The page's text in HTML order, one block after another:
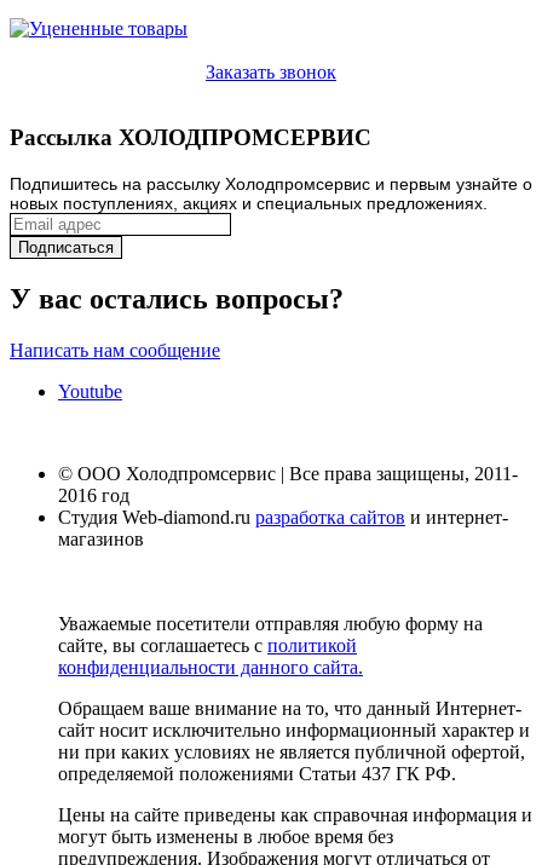
Заказать звонок
Рассылка ХОЛОДПРОМСЕРВИС
Подпишитесь на рассылку Холодпромсервис и первым узнайте о
новых поступлениях, акциях и специальных предложениях.
У вас остались вопросы?
Написать нам сообщение
Youtube
© ООО Холодпромсервис | Все права защищены, 2011-
2016 год
Студия Web-diamond.ru разработка сайтов и интернет-
магазинов
Уважаемые посетители отправляя любую форму на
сайте, вы соглашаетесь с политикой
конфиденциальности данного сайта.
Обращаем ваше внимание на то, что данный Интернет-
сайт носит исключительно информационный характер и
ни при каких условиях не является публичной офертой,
определяемой положениями Статьи 437 ГК РФ.
Цены на сайте приведены как справочная информация и
могут быть изменены в любое время без
предупреждения. Изображения могут отличаться от